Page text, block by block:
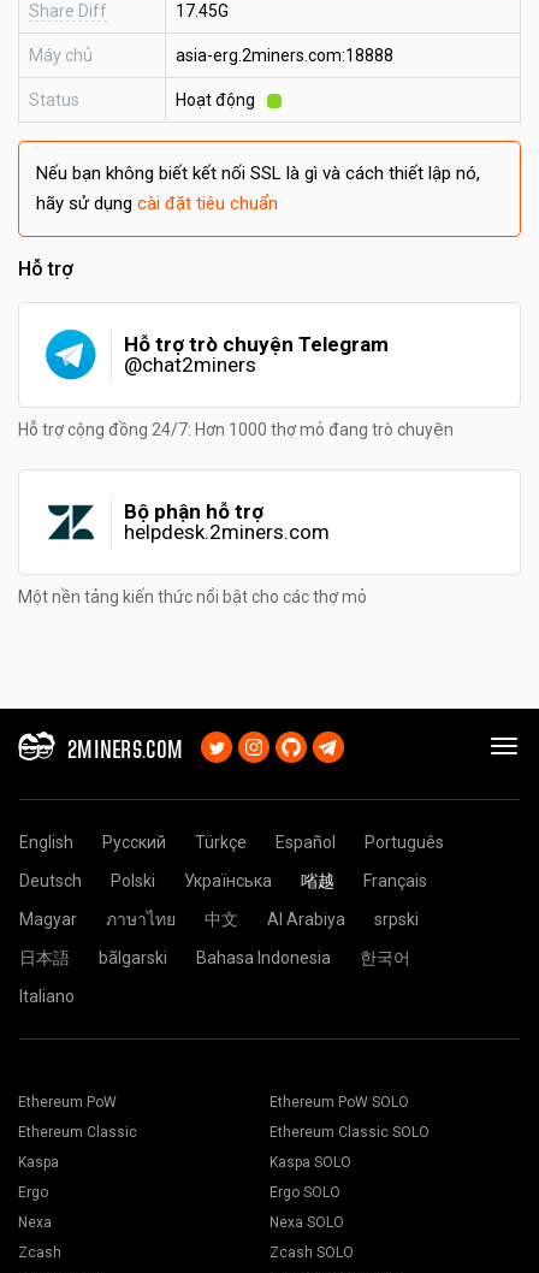
Share Diff 17.45G
Máy chủ asia-erg.2miners.com:18888
Status Hoạt động
Nếu bạn không biết kết nối SSL là gì và cách thiết lập nó,
hãy sử dụng cài đặt tiêu chuẩn
Hỗ trợ
Hỗ trợ trò chuyện Telegram
@chat2miners
Hỗ trợ cộng đồng 24/7: Hơn 1000 thợ mỏ đang trò chuyện
Bộ phận hỗ trợ
helpdesk.2miners.com
Một nền tảng kiến thức nổi bật cho các thợ mỏ
2MINERS.COM
English Русский Türkçe Español
Português
Deutsch
Polski Українська 㗂越
Français
Magyar
ภาษาไทย 中文 Al Arabiya
srpski
日本語
bãlgarski Bahasa Indonesia
한국어
Italiano
Ethereum PoW
Ethereum Classic
Kaspa
Ergo
Nexa
Zcash
Ethereum PoW SOLO
Ethereum Classic SOLO
Kaspa SOLO
Ergo SOLO
Nexa SOLO
Zcash SOLO